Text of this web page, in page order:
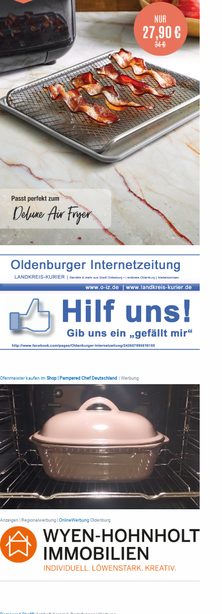
Ofenmeister kaufen im Shop | Pampered Chef Deutschland | Werbung
Anzeigen | Regionalwerbung | OnlineWerbung Oldenburg